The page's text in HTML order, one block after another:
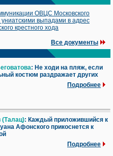
ОВЦС Московского
униатскими выпадами в адрес
крестного хода
Все документы
: Не ходи на пляж, если
костюм раздражает других
Подробнее
(Талац): Каждый приложившийся к
Афонского прикоснется к
Подробнее